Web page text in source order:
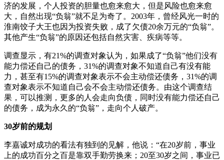
济的发展，个人投资的胆量也愈来愈大，但是风险也愈来愈
大，自然出现“负翁”就不足为奇了。2003年，曾经风光一时的
淮南饺子大王也因为投资失败，成了欠债20余万元的“负翁”。
其他产生“负翁”的原因还包括自然灾害、疾病等等。
调查显示，有21%的调查对象认为，如果成了“负翁”他们没有
能力偿还自己的债务，31%的调查对象不知道自己有没有能
力，甚至有15%的调查对象表示不会主动偿还债务，31%的调
查对象表示不知道自己会不会主动偿还债务。由这个调查结
果，可以推测，更多的人会走向负债，同时没有能力偿还自己
的债务，成为永久的“负翁”，走向个人破产。
30岁前的规划
李嘉诚对成功的看法有独到的见解，他说：“在20岁前，事业
上的成功百分之百是靠双手勤劳换来；20至30岁之间，事业已